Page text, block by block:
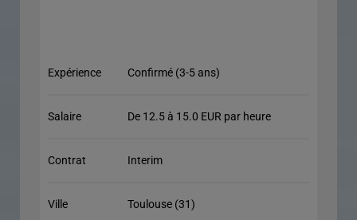
Expérience Confirmé (3-5 ans)
Salaire De 12.5 à 15.0 EUR par heure
Contrat Interim
Ville Toulouse (31)